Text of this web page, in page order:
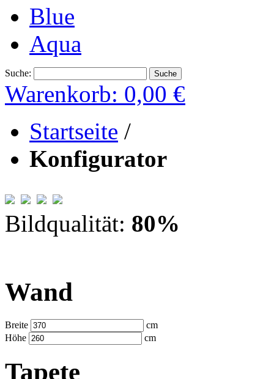
Blue
Aqua
Suche: Suche
Warenkorb: 0,00 €
Startseite /
Konfigurator
Bildqualität: 80%
Wand
Breite
cm
Höhe
cm
Tapete